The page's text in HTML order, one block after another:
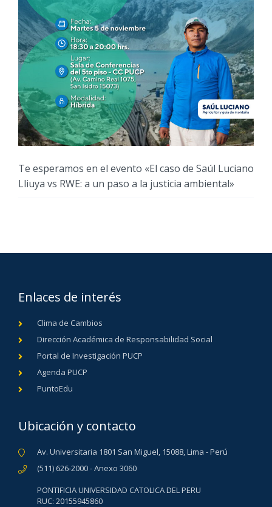
Te esperamos en el evento «El caso de Saúl Luciano
Lliuya vs RWE: a un paso a la justicia ambiental»
Enlaces de interés
Clima de Cambios
Dirección Académica de Responsabilidad Social
Portal de Investigación PUCP
Agenda PUCP
PuntoEdu
Ubicación y contacto
Av. Universitaria 1801 San Miguel, 15088, Lima - Perú
(511) 626-2000 - Anexo 3060
PONTIFICIA UNIVERSIDAD CATOLICA DEL PERU
RUC: 20155945860